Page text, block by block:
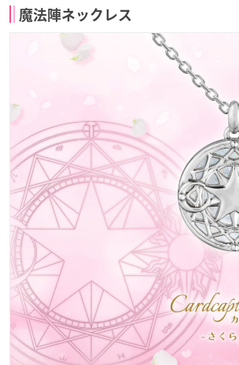
魔法陣ネックレス